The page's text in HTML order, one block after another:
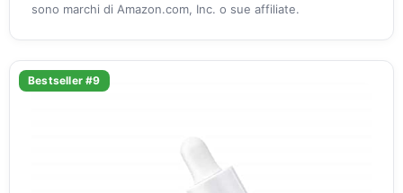
sono marchi di Amazon.com, Inc. o sue affiliate.
Bestseller #9